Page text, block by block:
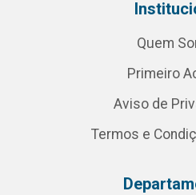
Quem
Primeiro
Aviso de
Termos e